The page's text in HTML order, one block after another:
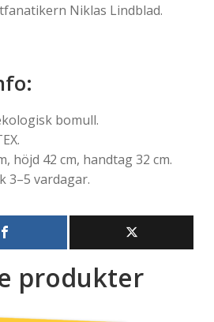
Niklas Lindblad.
:
bomull.
höjd 42 cm, handtag 32 cm.
3–5 vardagar.
produkter